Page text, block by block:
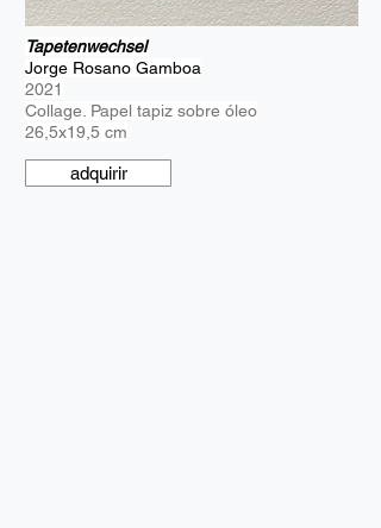
Tapetenwechsel
Jorge Rosano Gamboa
2021
Collage. Papel tapiz sobre óleo
26,5x19,5 cm
adquirir